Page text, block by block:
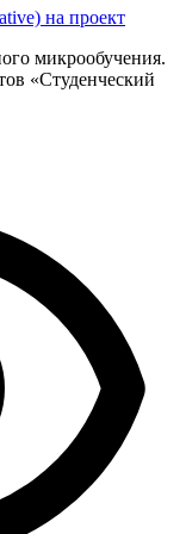
на проект
микрообучения.
«Студенческий